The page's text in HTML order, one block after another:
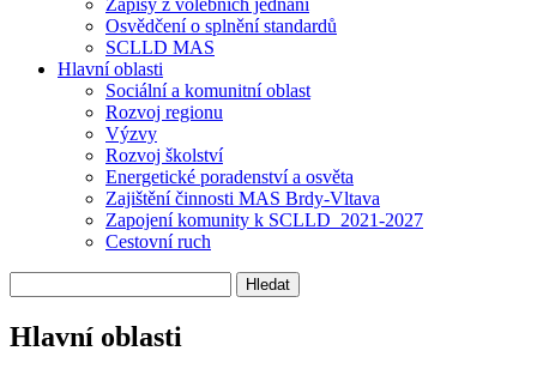
Osvědčení o splnění standardů
SCLLD MAS
Hlavní oblasti
Sociální a komunitní oblast
Rozvoj regionu
Výzvy
Rozvoj školství
Energetické poradenství a osvěta
Zajištění činnosti MAS Brdy-Vltava
Zapojení komunity k SCLLD_2021-2027
Cestovní ruch
Hlavní oblasti